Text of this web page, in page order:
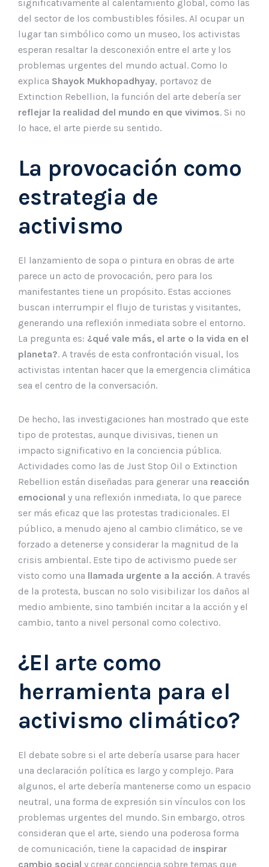
significativamente al calentamiento global, como las
del sector de los combustibles fósiles. Al ocupar un
lugar tan simbólico como un museo, los activistas
esperan resaltar la desconexión entre el arte y los
problemas urgentes del mundo actual. Como lo
explica Shayok Mukhopadhyay, portavoz de
Extinction Rebellion, la función del arte debería ser
reflejar la realidad del mundo en que vivimos. Si no
lo hace, el arte pierde su sentido.
La provocación como
estrategia de
activismo
El lanzamiento de sopa o pintura en obras de arte
parece un acto de provocación, pero para los
manifestantes tiene un propósito. Estas acciones
buscan interrumpir el flujo de turistas y visitantes,
generando una reflexión inmediata sobre el entorno.
La pregunta es: ¿qué vale más, el arte o la vida en el
planeta?. A través de esta confrontación visual, los
activistas intentan hacer que la emergencia climática
sea el centro de la conversación.
De hecho, las investigaciones han mostrado que este
tipo de protestas, aunque divisivas, tienen un
impacto significativo en la conciencia pública.
Actividades como las de Just Stop Oil o Extinction
Rebellion están diseñadas para generar una reacción
emocional y una reflexión inmediata, lo que parece
ser más eficaz que las protestas tradicionales. El
público, a menudo ajeno al cambio climático, se ve
forzado a detenerse y considerar la magnitud de la
crisis ambiental. Este tipo de activismo puede ser
visto como una llamada urgente a la acción. A través
de la protesta, buscan no solo visibilizar los daños al
medio ambiente, sino también incitar a la acción y el
cambio, tanto a nivel personal como colectivo.
¿El arte como
herramienta para el
activismo climático?
El debate sobre si el arte debería usarse para hacer
una declaración política es largo y complejo. Para
algunos, el arte debería mantenerse como un espacio
neutral, una forma de expresión sin vínculos con los
problemas urgentes del mundo. Sin embargo, otros
consideran que el arte, siendo una poderosa forma
de comunicación, tiene la capacidad de inspirar
cambio social y crear conciencia sobre temas que